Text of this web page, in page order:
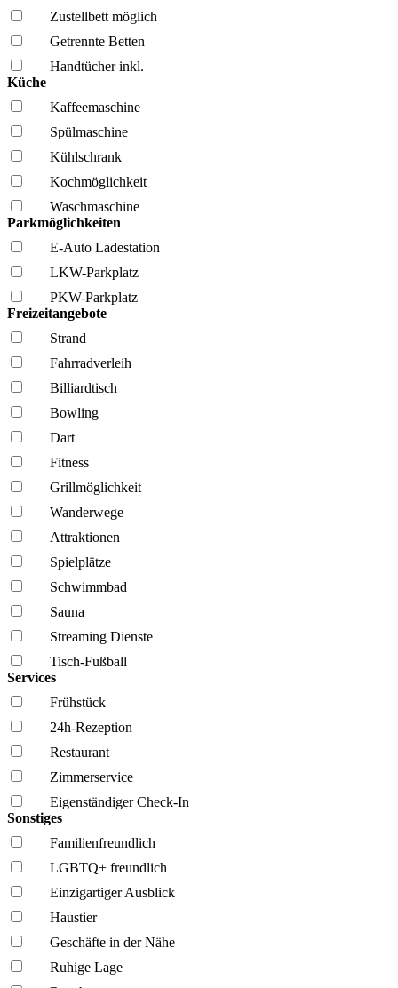
Zustellbett möglich
Getrennte Betten
Handtücher inkl.
Küche
Kaffee­maschine
Spül­maschine
Kühl­schrank
Kochmöglich­keit
Wasch­maschine
Parkmöglichkeiten
E-Auto Ladestation
LKW-Parkplatz
PKW-Parkplatz
Freizeitangebote
Strand
Fahrrad­verleih
Billiardtisch
Bowling
Dart
Fitness
Grillmöglich­keit
Wanderwege
Attraktionen
Spielplätze
Schwimmbad
Sauna
Streaming Dienste
Tisch-Fußball
Services
Frühstück
24h-Rezeption
Restaurant
Zimmerservice
Eigenständiger Check-In
Sonstiges
Familien­freundlich
LGBTQ+ freundlich
Einzigartiger Ausblick
Haustier
Geschäfte in der Nähe
Ruhige Lage